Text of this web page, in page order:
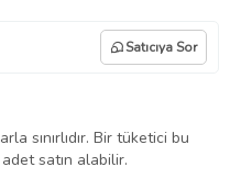
Satıcıya Sor
sınırlıdır. Bir tüketici bu
satın alabilir.